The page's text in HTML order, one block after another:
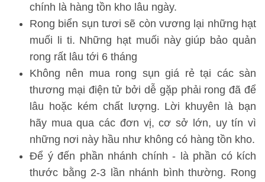
chính là hàng tồn kho lâu ngày.
Rong biển sụn tươi sẽ còn vương lại những hạt
muối li ti. Những hạt muối này giúp bảo quản
rong rất lâu tới 6 tháng
Không nên mua rong sụn giá rẻ tại các sàn
thương mại điện tử bởi dễ gặp phải rong đã để
lâu hoặc kém chất lượng. Lời khuyên là bạn
hãy mua qua các đơn vị, cơ sở lớn, uy tín vì
những nơi này hầu như không có hàng tồn kho.
Để ý đến phần nhánh chính - là phần có kích
thước bằng 2-3 lần nhánh bình thường. Rong